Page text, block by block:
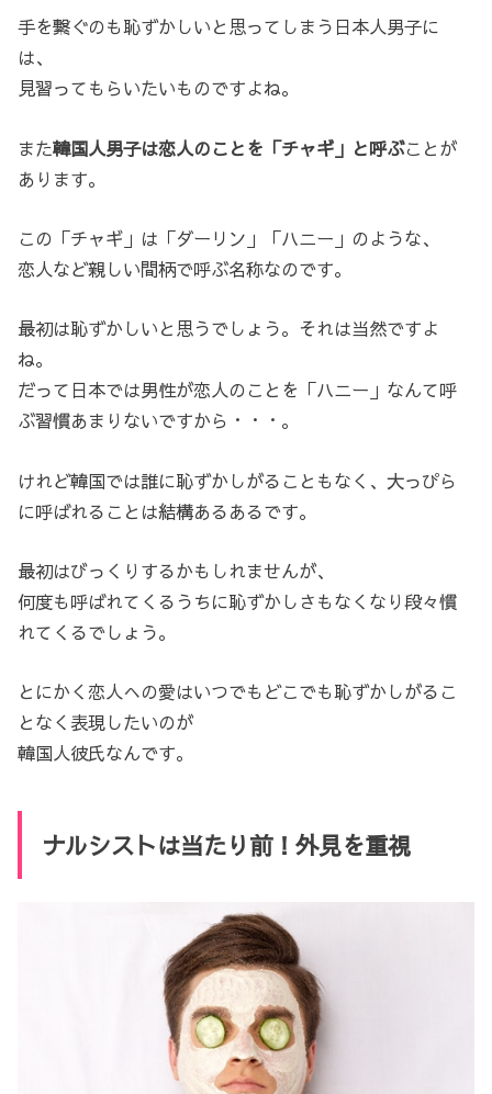
手を繋ぐのも恥ずかしいと思ってしまう日本人男子に
は、
見習ってもらいたいものですよね。
また韓国人男子は恋人のことを「チャギ」と呼ぶことが
あります。
この「チャギ」は「ダーリン」「ハニー」のような、
恋人など親しい間柄で呼ぶ名称なのです。
最初は恥ずかしいと思うでしょう。それは当然ですよ
ね。
だって日本では男性が恋人のことを「ハニー」なんて呼
ぶ習慣あまりないですから・・・。
けれど韓国では誰に恥ずかしがることもなく、大っぴら
に呼ばれることは結構あるあるです。
最初はびっくりするかもしれませんが、
何度も呼ばれてくるうちに恥ずかしさもなくなり段々慣
れてくるでしょう。
とにかく恋人への愛はいつでもどこでも恥ずかしがるこ
となく表現したいのが
韓国人彼氏なんです。
ナルシストは当たり前！外見を重視